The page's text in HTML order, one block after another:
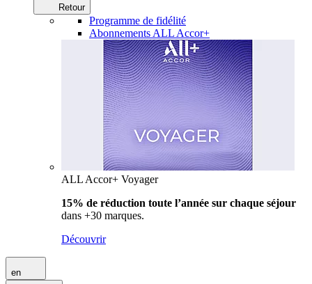
Retour
Programme de fidélité
Abonnements ALL Accor+
ALL Accor+ Voyager
15% de réduction toute l’année sur chaque séjour
dans +30 marques.
Découvrir
en